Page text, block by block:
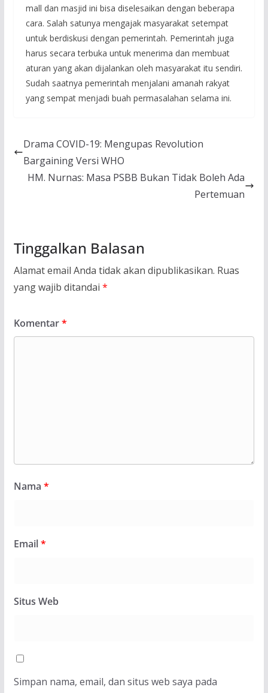
mall dan masjid ini bisa diselesaikan dengan beberapa
cara. Salah satunya mengajak masyarakat setempat
untuk berdiskusi dengan pemerintah. Pemerintah juga
harus secara terbuka untuk menerima dan membuat
aturan yang akan dijalankan oleh masyarakat itu sendiri.
Sudah saatnya pemerintah menjalani amanah rakyat
yang sempat menjadi buah permasalahan selama ini.
Drama COVID-19: Mengupas Revolution
Bargaining Versi WHO
HM. Nurnas: Masa PSBB Bukan Tidak Boleh Ada
Pertemuan
Tinggalkan Balasan
Alamat email Anda tidak akan dipublikasikan. Ruas
yang wajib ditandai *
Komentar*
Nama *
Email*
Situs Web
Simpan nama, email, dan situs web saya pada